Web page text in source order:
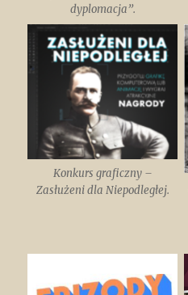
dyplomacja”.
Konkurs graficzny –
Zasłużeni dla Niepodległej.